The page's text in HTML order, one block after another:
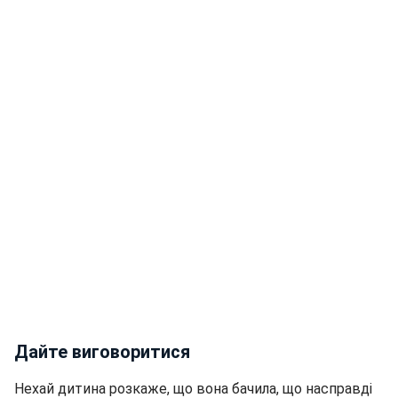
Дайте виговоритися
Нехай дитина розкаже, що вона бачила, що насправді